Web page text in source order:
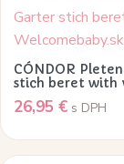
na
stránke
produktu.
CÓNDOR
stich beret with
26,95 € s DPH
produkt
má
viacero
variantov.
Možnosti
môžete